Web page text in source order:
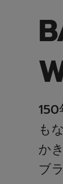
も
か
ブ